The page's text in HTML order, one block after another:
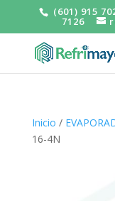
(601) 915
7126
Inicio /
16-4N